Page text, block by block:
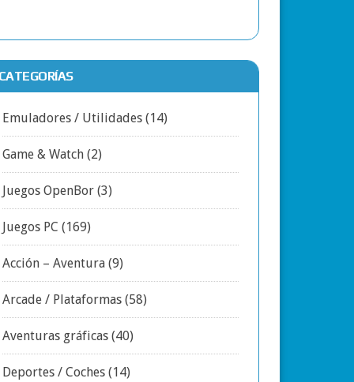
CATEGORÍAS
Emuladores / Utilidades(14)
Game & Watch(2)
Juegos OpenBor(3)
Juegos PC (169)
Acción – Aventura(9)
Arcade / Plataformas(58)
Aventuras gráficas(40)
Deportes / Coches(14)